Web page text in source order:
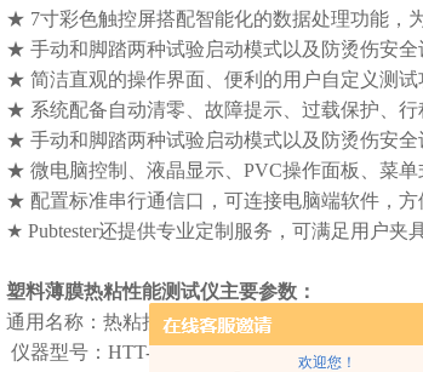
欢迎您！
★ 7寸彩色触控屏搭配智能化的数据处理功能，
★ 手动和脚踏两种试验启动模式以及防烫伤安
★ 简洁直观的操作界面、便利的用户自定义测
★ 系统配备自动清零、故障提示、过载保护、
★ 手动和脚踏两种试验启动模式以及防烫伤安
★ 微电脑控制、液晶显示、PVC操作面板、菜
★ 配置标准串行通信口，可连接电脑端软件，方
★ Pubtester还提供专业定制服务，可满足用户夹
塑料薄膜热粘性能测试仪主要参数：
通用名称：热粘拉力试验仪
仪器型号：HTT-01